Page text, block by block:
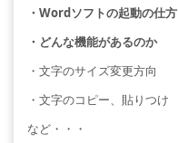
・Wordソフトの起動の仕方
・どんな機能があるのか
・文字のサイズ変更方向
・文字のコピー、貼りつけ
など・・・